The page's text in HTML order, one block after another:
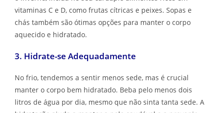
o inverno, inclua no seu cardápio alimentos ricos em
vitaminas C e D, como frutas cítricas e peixes. Sopas e
chás também são ótimas opções para manter o corpo
aquecido e hidratado.
3. Hidrate-se Adequadamente
No frio, tendemos a sentir menos sede, mas é crucial
manter o corpo bem hidratado. Beba pelo menos dois